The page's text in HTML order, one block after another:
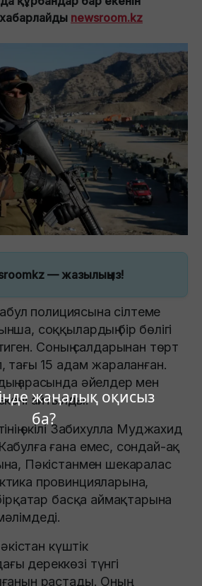
жаңалық оқисыз
ба?
newsroom.kz
— жазылыңыз!
Кабул полициясына сілтеме
соққылардың бір бөлігі
Соның салдарынан төрт
тағы 15 адам жараланған.
арасында әйелдер мен
айтылды.
өкілі Забихулла Муджахид
ғана емес, сондай-ақ
Пәкістанмен шекаралас
провинцияларына,
басқа аймақтарына
күштік
дереккөзі түнгі
растады. Оның